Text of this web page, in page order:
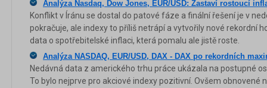
Analýza Nasdaq, Dow Jones, EUR/USD: Zastaví rostoucí
Konflikt v Íránu se dostal do patové fáze a finální řešení je v
pokračuje, ale indexy to příliš netrápí a vytvořily nové rekordní
data o spotřebitelské inflaci, která pomalu ale jistě roste.
Analýza NASDAQ, EUR/USD, DAX - DAX po rekordních
Nedávná data z amerického trhu práce ukázala na postupné
To bylo nejprve pro akciové indexy pozitivní. Ovšem obnovené